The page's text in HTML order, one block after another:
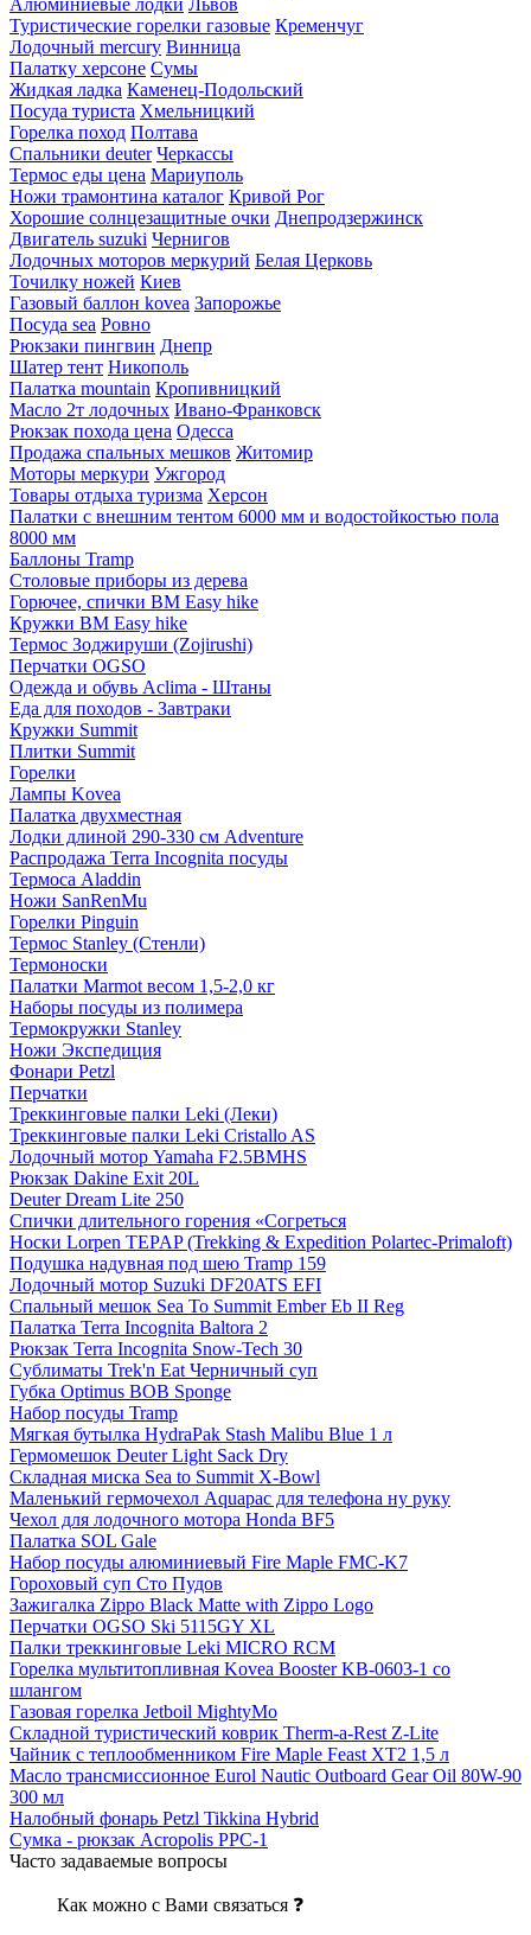
Алюминиевые лодки Львов
Туристические горелки газовые Кременчуг
Лодочный mercury Винница
Палатку херсоне Сумы
Жидкая ладка Каменец-Подольский
Посуда туриста Хмельницкий
Горелка поход Полтава
Спальники deuter Черкассы
Термос еды цена Мариуполь
Ножи трамонтина каталог Кривой Рог
Хорошие солнцезащитные очки Днепродзержинск
Двигатель suzuki Чернигов
Лодочных моторов меркурий Белая Церковь
Точилку ножей Киев
Газовый баллон kovea Запорожье
Посуда sea Ровно
Рюкзаки пингвин Днепр
Шатер тент Никополь
Палатка mountain Кропивницкий
Масло 2т лодочных Ивано-Франковск
Рюкзак похода цена Одесса
Продажа спальных мешков Житомир
Моторы меркури Ужгород
Товары отдыха туризма Херсон
Палатки с внешним тентом 6000 мм и водостойкостью пола
8000 мм
Баллоны Tramp
Столовые приборы из дерева
Горючее, спички BM Easy hike
Кружки BM Easy hike
Термос Зоджируши (Zojirushi)
Перчатки OGSO
Одежда и обувь Aclima - Штаны
Еда для походов - Завтраки
Кружки Summit
Плитки Summit
Горелки
Лампы Kovea
Палатка двухместная
Лодки длиной 290-330 см Adventure
Распродажа Terra Incognita посуды
Термоса Aladdin
Ножи SanRenMu
Горелки Pinguin
Термос Stanley (Стенли)
Термоноски
Палатки Marmot весом 1,5-2,0 кг
Наборы посуды из полимера
Термокружки Stanley
Ножи Экспедиция
Фонари Petzl
Перчатки
Треккинговые палки Leki (Леки)
Треккинговые палки Leki Cristallo AS
Лодочный мотор Yamaha F2.5BMHS
Рюкзак Dakine Exit 20L
Deuter Dream Lite 250
Спички длительного горения «Согреться
Носки Lorpen TEPAP (Trekking & Expedition Polartec-Primaloft)
Подушка надувная под шею Tramp 159
Лодочный мотор Suzuki DF20ATS EFI
Спальный мешок Sea To Summit Ember Eb II Reg
Палатка Terra Incognita Baltora 2
Рюкзак Terra Incognita Snow-Tech 30
Сублиматы Trek'n Eat Черничный суп
Губка Optimus BOB Sponge
Набор посуды Tramp
Мягкая бутылка HydraPak Stash Malibu Blue 1 л
Гермомешок Deuter Light Sack Dry
Складная миска Sea to Summit X-Bowl
Маленький гермочехол Aquapac для телефона ну руку
Чехол для лодочного мотора Honda BF5
Палатка SOL Gale
Набор посуды алюминиевый Fire Maple FMC-K7
Гороховый суп Сто Пудов
Зажигалка Zippo Black Matte with Zippo Logo
Перчатки OGSO Ski 5115GY XL
Палки треккинговые Leki MICRO RCM
Горелка мультитопливная Kovea Booster KB-0603-1 со
шлангом
Газовая горелка Jetboil MightyMo
Складной туристический коврик Therm-a-Rest Z-Lite
Чайник с теплообменником Fire Maple Feast XT2 1,5 л
Масло трансмиссионное Eurol Nautic Outboard Gear Oil 80W-90
300 мл
Налобный фонарь Petzl Tikkina Hybrid
Сумка - рюкзак Acropolis РРС-1
Часто задаваемые вопросы
Как можно с Вами связаться ❓